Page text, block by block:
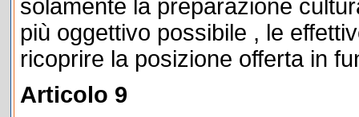
solamente la preparazione
più oggettivo possibile , le
ricoprire la posizione offerta in
Articolo 9